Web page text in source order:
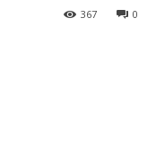
0
367